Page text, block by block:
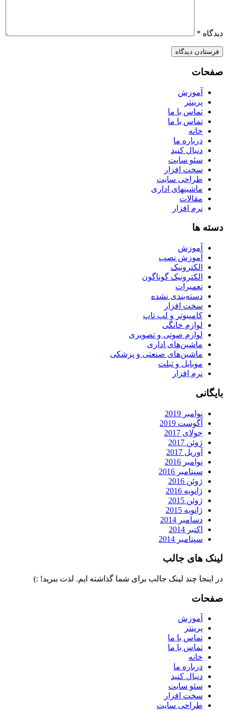
دیدگاه *
صفحات
آموزش
پرینتر
تماس با ما
تماس با ما
خانه
درباره ما
دنبال کنید
سئو سایت
سخت افزار
طراحی سایت
ماشینهای اداری
مقالات
نرم افزار
دسته ها
آموزش
آموزش نصب
الکترونیک
الکترونیک گوناگون
تعمیرات
دسته‌بندی نشده
سخت افزار
کامپیوتر و لپ تاپ
لوازم خانگی
لوازم صوتی و تصویری
ماشین‌های اداری
ماشین‌های صنعتی و پزشکی
موبایل و تبلت
نرم افزار
بایگانی
نوامبر 2019
آگوست 2019
جولای 2017
ژوئن 2017
آوریل 2017
نوامبر 2016
سپتامبر 2016
ژوئن 2016
ژانویه 2016
ژوئن 2015
ژانویه 2015
دسامبر 2014
اکتبر 2014
سپتامبر 2014
لینک های جالب
در اینجا چند لینک جالب برای شما گذاشته ایم. لذت ببرید! :)
صفحات
آموزش
پرینتر
تماس با ما
تماس با ما
خانه
درباره ما
دنبال کنید
سئو سایت
سخت افزار
طراحی سایت